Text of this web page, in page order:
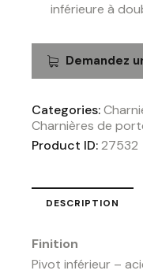
inférieure à
Demandez
Categories:
Charnières de
Product ID:27532
DESCRIPTION
Finition
Pivot inférieur –